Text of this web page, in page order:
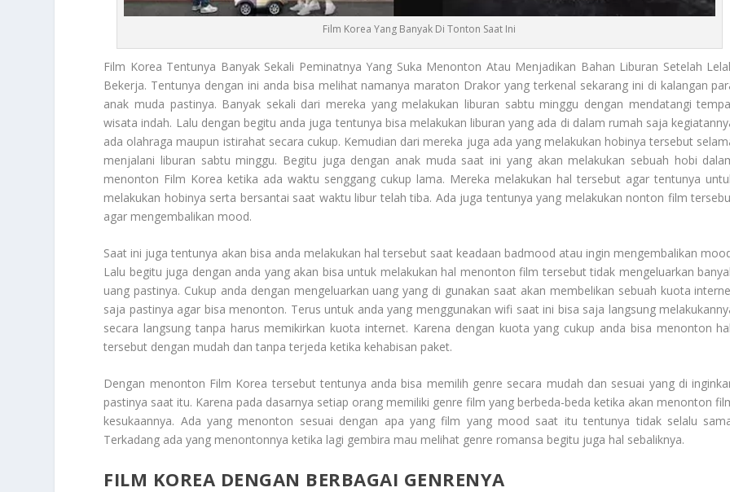
Film Korea Yang Banyak Di Tonton Saat Ini
Film Korea Tentunya Banyak Sekali Peminatnya Yang Suka Menonton Atau Menjadikan Bahan Liburan Setelah
Bekerja. Tentunya dengan ini anda bisa melihat namanya maraton Drakor yang terkenal sekarang ini di kalangan
anak muda pastinya. Banyak sekali dari mereka yang melakukan liburan sabtu minggu dengan mendatangi
wisata indah. Lalu dengan begitu anda juga tentunya bisa melakukan liburan yang ada di dalam rumah saja
ada olahraga maupun istirahat secara cukup. Kemudian dari mereka juga ada yang melakukan hobinya tersebut
menjalani liburan sabtu minggu. Begitu juga dengan anak muda saat ini yang akan melakukan sebuah hobi
menonton Film Korea ketika ada waktu senggang cukup lama. Mereka melakukan hal tersebut agar tentunya
melakukan hobinya serta bersantai saat waktu libur telah tiba. Ada juga tentunya yang melakukan nonton film
agar mengembalikan mood.
Saat ini juga tentunya akan bisa anda melakukan hal tersebut saat keadaan badmood atau ingin mengembalikan
Lalu begitu juga dengan anda yang akan bisa untuk melakukan hal menonton film tersebut tidak mengeluarkan
uang pastinya. Cukup anda dengan mengeluarkan uang yang di gunakan saat akan membelikan sebuah kuota
saja pastinya agar bisa menonton. Terus untuk anda yang menggunakan wifi saat ini bisa saja langsung
secara langsung tanpa harus memikirkan kuota internet. Karena dengan kuota yang cukup anda bisa menonton
tersebut dengan mudah dan tanpa terjeda ketika kehabisan paket.
Dengan menonton Film Korea tersebut tentunya anda bisa memilih genre secara mudah dan sesuai yang di
pastinya saat itu. Karena pada dasarnya setiap orang memiliki genre film yang berbeda-beda ketika akan menonton
kesukaannya. Ada yang menonton sesuai dengan apa yang film yang mood saat itu tentunya tidak selalu
Terkadang ada yang menontonnya ketika lagi gembira mau melihat genre romansa begitu juga hal sebaliknya.
FILM KOREA DENGAN BERBAGAI GENRENYA